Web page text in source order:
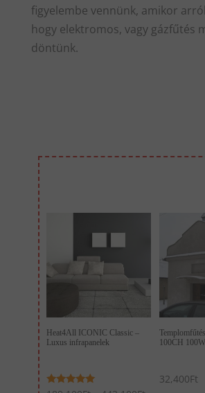
figyelembe vennünk, amikor
hogy elektromos, vagy gázfűtés
döntünk.
Heat4All ICONIC Classic –
Luxus infrapanelek
100CH 100W
32,400Ft